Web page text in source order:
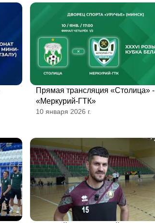
Прямая трансляция «Столица» -
«Меркурий-ГТК»
10 января 2026 г.